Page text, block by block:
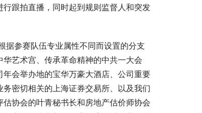
跟拍直播，同时起到规则监督人和突发
参赛队伍专业属性不同而设置的分支
艺术宫、传承革命精神的中共一大会
会举办地的宝华万豪大酒店、公司重要
密切相关的上海证券交易所、以及我们
协会的叶青秘书长和房地产估价师协会